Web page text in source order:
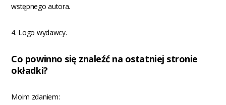
wstępnego autora.
4. Logo wydawcy.
Co powinno się znaleźć na ostatniej stronie
okładki?
Moim zdaniem: